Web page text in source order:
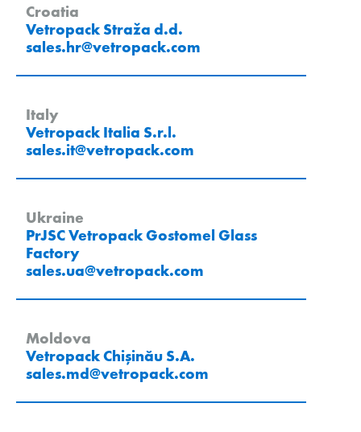
Croatia
Vetropack Straža d.d.
sales.hr@vetropack.com
Italy
Vetropack Italia S.r.l.
sales.it@vetropack.com
Ukraine
PrJSC Vetropack Gostomel Glass
Factory
sales.ua@vetropack.com
Moldova
Vetropack Chișinău S.A.
sales.md@vetropack.com